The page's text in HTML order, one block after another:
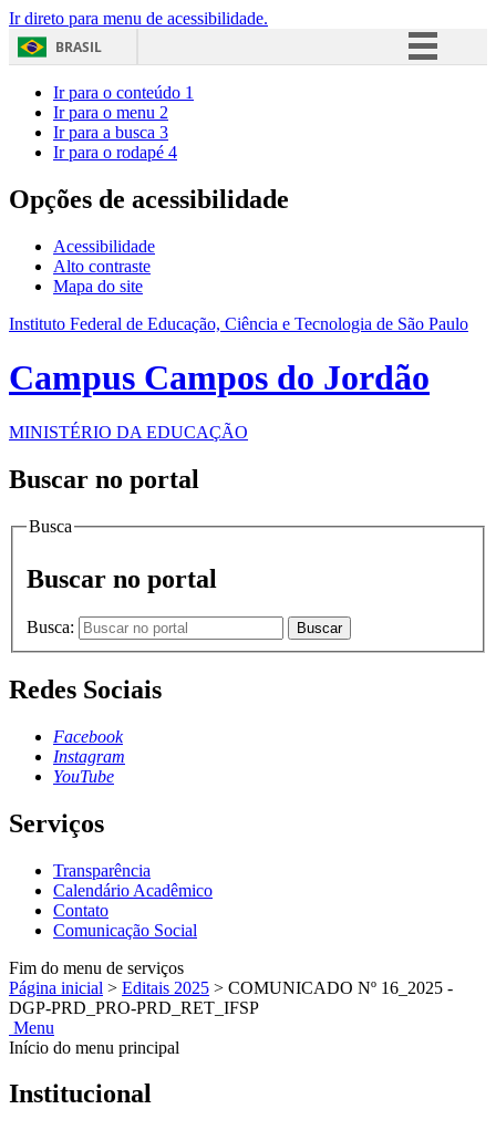
Ir direto para menu de acessibilidade.
BRASIL
Acesso à informação
Ir para o conteúdo 1
Ir para o menu 2
Ir para a busca 3
Ir para o rodapé 4
Opções de acessibilidade
Acessibilidade
Alto contraste
Mapa do site
Instituto Federal de Educação, Ciência e Tecnologia de São Paulo
Campus Campos do Jordão
MINISTÉRIO DA EDUCAÇÃO
Buscar no portal
Busca
Buscar no portal
Busca: Buscar
Redes Sociais
Facebook
Instagram
YouTube
Serviços
Transparência
Calendário Acadêmico
Contato
Comunicação Social
Fim do menu de serviços
Página inicial > Editais 2025 > COMUNICADO Nº 16_2025 -
DGP-PRD_PRO-PRD_RET_IFSP
Menu
Início do menu principal
Institucional